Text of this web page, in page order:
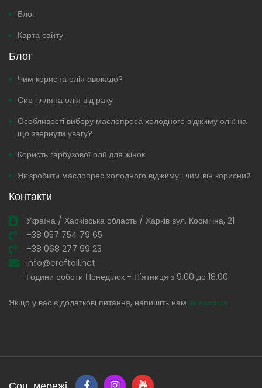
Блог
Карта сайту
Блог
Чим корисна олія авокадо?
Сир і лляна олія від раку
Особливості вибору маслопреса холодного віджиму олії: на
що звернути увагу?
Користь гарбузової олії для жінок
Як зробити маслопрес холодного віджиму і чим він корисний
Контакти
Україна / Харківська область / Харків вул. Космічна, 21
+38 057 754 79 65
+38 068 277 99 23
info@craftoil.net
Години роботи Понеділок - П'ятниця з 9.00 до 18.00
Якщо у вас є додаткові питання, напишіть нам зв'язатися